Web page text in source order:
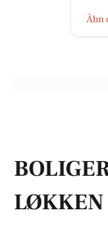
Åbn
LØKKEN